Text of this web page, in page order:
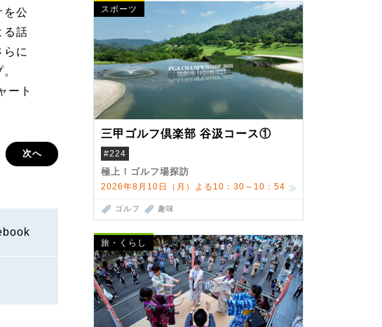
スポーツ
三甲ゴルフ倶楽部 谷汲コース①
#224
極上！ゴルフ場探訪
2026年8月10日（月）よる10：30～10：54
ゴルフ 趣味
旅・くらし
を公
る話
に
ート
次へ